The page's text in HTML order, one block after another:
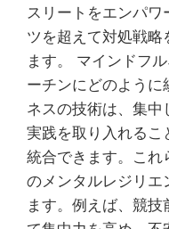
スリートをエンパ
ツを超えて対処戦
ます。 マインドフ
ーチンにどのよう
ネスの技術は、集
実践を取り入れる
統合できます。これ
のメンタルレジリ
ます。例えば、競